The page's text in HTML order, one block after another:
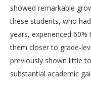
showed remarkable
these students, who
years, experienced
them closer to grade-
previously shown little
substantial academic